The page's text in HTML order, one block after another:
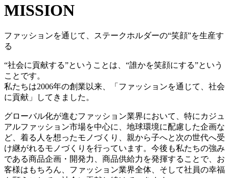
MISSION
ファッションを通じて、ステークホルダーの“笑顔”を生産す
る
“社会に貢献する”ということは、“誰かを笑顔にする”という
ことです。
私たちは2006年の創業以来、「ファッションを通じて、社会
に貢献」してきました。
グローバル化が進むファッション業界において、特にカジュ
アルファッション市場を中心に、地球環境に配慮した企画な
ど、着る人を想ったモノづくり、親から子へと次の世代へ受
け継がれるモノづくりを行っています。今後も私たちの強み
である商品企画・開発力、商品供給力を発揮することで、お
客様はもちろん、ファッション業界全体、そして社員の幸福